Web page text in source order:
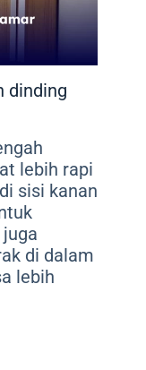
dinding
lebih rapi
sisi kanan
di dalam
lebih